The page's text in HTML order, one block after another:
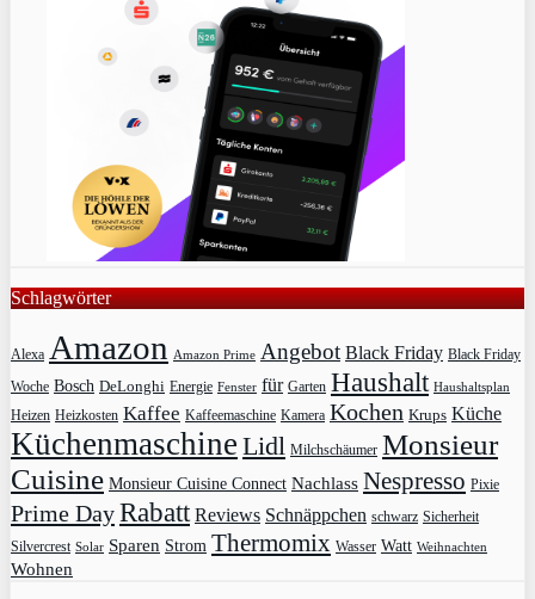
Schlagwörter
Alexa Amazon Amazon Prime Angebot Black Friday Black Friday
Woche Bosch DeLonghi Energie Fenster für Garten Haushalt Haushaltsplan
Heizen Heizkosten Kaffee Kaffeemaschine Kamera Kochen Krups Küche
Küchenmaschine Lidl Milchschäumer Monsieur
Cuisine Monsieur Cuisine Connect Nachlass Nespresso Pixie
Prime DayRabatt Reviews Schnäppchen schwarz Sicherheit
Silvercrest Solar Sparen Strom Thermomix Wasser Watt Weihnachten
Wohnen